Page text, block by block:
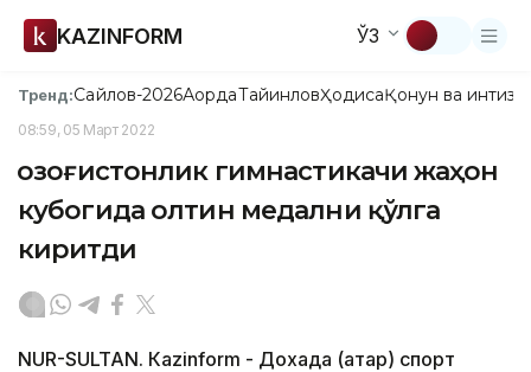
KAZINFORM ЎЗ
Тренд:Сайлов-2026АқордаТайинловҲодисаҚонун ва
08:59, 05 Март 2022
Қозоғистонлик гимнастикачи жаҳон
кубогида олтин медални қўлга
киритди
NUR-SULTAN. Кazinform - Дохада (Қатар) спорт